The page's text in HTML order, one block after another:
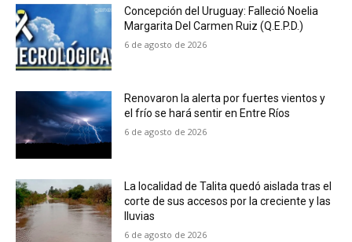
Concepción del Uruguay: Falleció Noelia
Margarita Del Carmen Ruiz (Q.E.P.D.)
6 de agosto de 2026
Renovaron la alerta por fuertes vientos y
el frío se hará sentir en Entre Ríos
6 de agosto de 2026
La localidad de Talita quedó aislada tras el
corte de sus accesos por la creciente y las
lluvias
6 de agosto de 2026